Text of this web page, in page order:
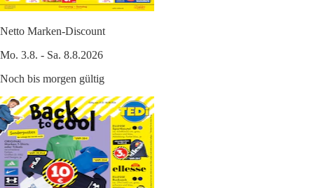
Netto Marken-Discount
Mo. 3.8. - Sa. 8.8.2026
Noch bis morgen gültig